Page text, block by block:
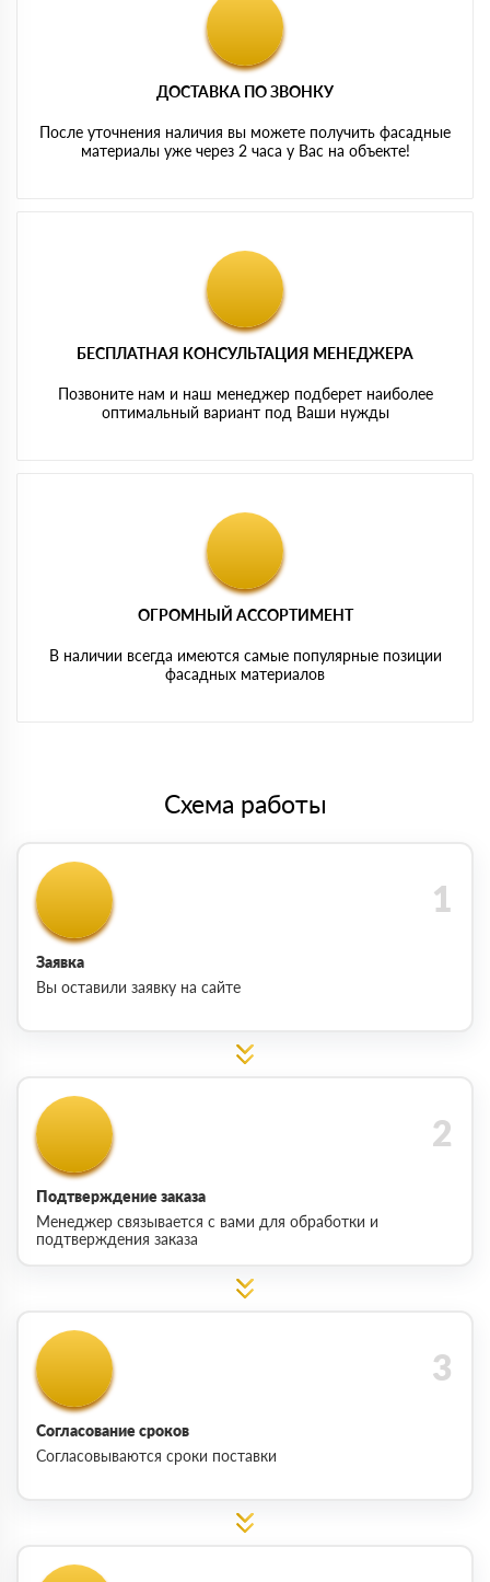
ДОСТАВКА ПО ЗВОНКУ
После уточнения наличия вы можете получить фасадные
материалы уже через 2 часа у Вас на объекте!
БЕСПЛАТНАЯ КОНСУЛЬТАЦИЯ МЕНЕДЖЕРА
Позвоните нам и наш менеджер подберет наиболее
оптимальный вариант под Ваши нужды
ОГРОМНЫЙ АССОРТИМЕНТ
В наличии всегда имеются самые популярные позиции
фасадных материалов
Схема работы
Заявка
Вы оставили заявку на сайте
Подтверждение заказа
Менеджер связывается с вами для обработки и
подтверждения заказа
Согласование сроков
Согласовываются сроки поставки